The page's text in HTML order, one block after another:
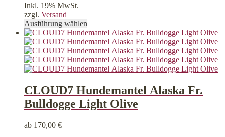
Inkl. 19% MwSt.
zzgl. Versand
Ausführung wählen
Produkt
weist
mehrere
Varianten
auf.
Optionen
können
auf
CLOUD7 Hundemantel Alaska Fr.
Bulldogge Light Olive
ab 170,00 €